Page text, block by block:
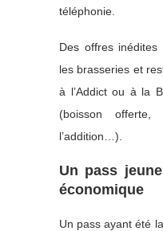
téléphonie.
Des offres
les brasseries et
à l’Addict ou à la
(boisson
l’addition…).
Un pass
économique
Un pass ayant été